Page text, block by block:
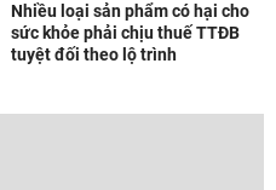
Nhiều loại sản phẩm có hại cho
sức khỏe phải chịu thuế TTĐB
tuyệt đối theo lộ trình